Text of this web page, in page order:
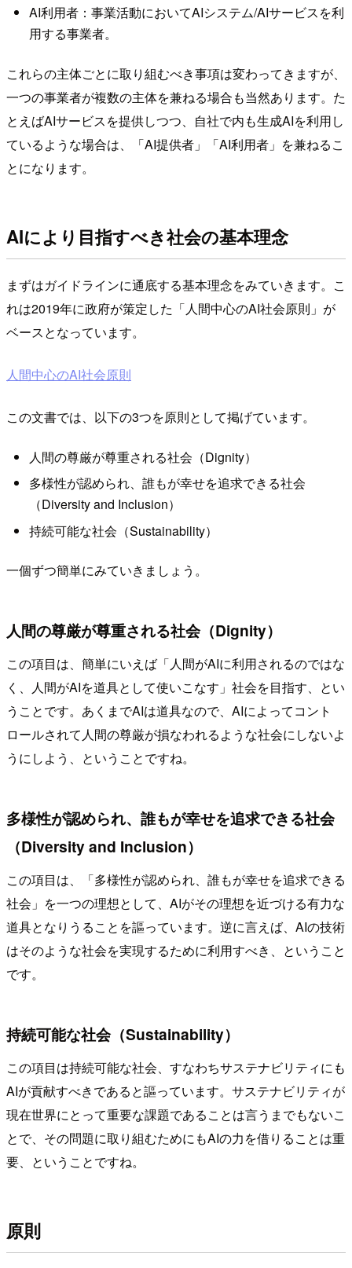
AI利用者：事業活動においてAIシステム/AIサービスを利
用する事業者。
これらの主体ごとに取り組むべき事項は変わってきますが、
一つの事業者が複数の主体を兼ねる場合も当然あります。た
とえばAIサービスを提供しつつ、自社で内も生成AIを利用し
ているような場合は、「AI提供者」「AI利用者」を兼ねるこ
とになります。
AIにより目指すべき社会の基本理念
まずはガイドラインに通底する基本理念をみていきます。こ
れは2019年に政府が策定した「人間中心のAI社会原則」が
ベースとなっています。
人間中心のAI社会原則
この文書では、以下の3つを原則として掲げています。
人間の尊厳が尊重される社会（Dignity）
多様性が認められ、誰もが幸せを追求できる社会
（Diversity and Inclusion）
持続可能な社会（Sustainability）
一個ずつ簡単にみていきましょう。
人間の尊厳が尊重される社会（Dignity）
この項目は、簡単にいえば「人間がAIに利用されるのではな
く、人間がAIを道具として使いこなす」社会を目指す、とい
うことです。あくまでAIは道具なので、AIによってコント
ロールされて人間の尊厳が損なわれるような社会にしないよ
うにしよう、ということですね。
多様性が認められ、誰もが幸せを追求できる社会
（Diversity and Inclusion）
この項目は、「多様性が認められ、誰もが幸せを追求できる
社会」を一つの理想として、AIがその理想を近づける有力な
道具となりうることを謳っています。逆に言えば、AIの技術
はそのような社会を実現するために利用すべき、ということ
です。
持続可能な社会（Sustainability）
この項目は持続可能な社会、すなわちサステナビリティにも
AIが貢献すべきであると謳っています。サステナビリティが
現在世界にとって重要な課題であることは言うまでもないこ
とで、その問題に取り組むためにもAIの力を借りることは重
要、ということですね。
原則